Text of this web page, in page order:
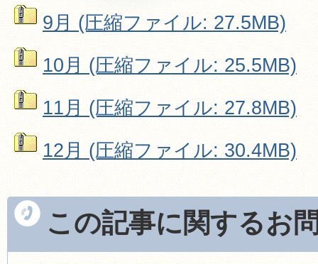
9月 (圧縮ファイル: 27.5MB)
10月 (圧縮ファイル: 25.5MB)
11月 (圧縮ファイル: 27.8MB)
12月 (圧縮ファイル: 30.4MB)
この記事に関するお